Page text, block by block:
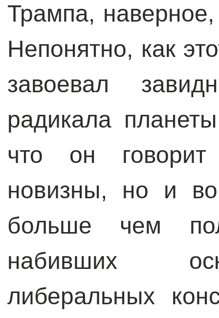
Трампа,
Непонятно, как
завоевал
радикала
что он
новизны, но и
больше чем
набивших
либеральных